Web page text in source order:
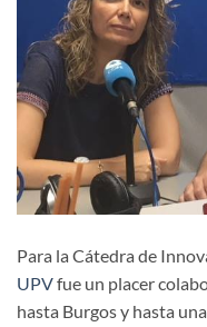
Para la Cátedra de
UPVfue un placer
hasta Burgos y hasta